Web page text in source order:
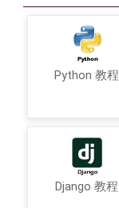
Python 教程
Django 教程